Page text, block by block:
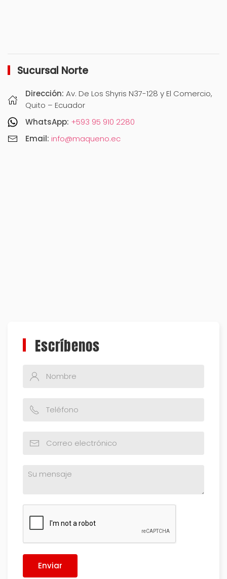
Sucursal Norte
Dirección: Av. De Los Shyris N37-128 y El Comercio,
Quito – Ecuador
WhatsApp: +593 95 910 2280
Email: info@maqueno.ec
Escríbenos
Enviar